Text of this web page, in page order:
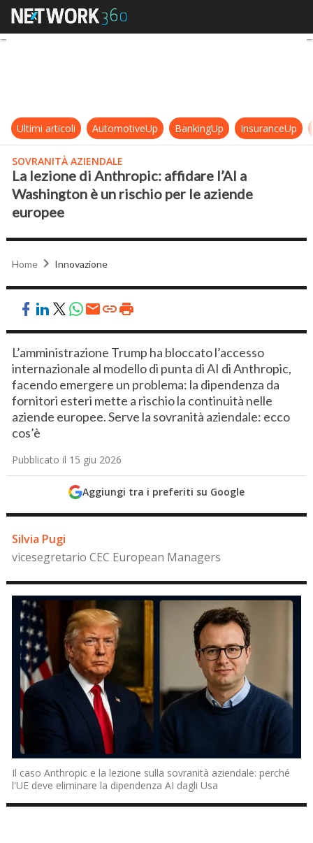
La lezione di Anthropic: affidare
Ultimi articoli AutomotiveUp BankingUp InsuranceUp
SOVRANITÀ AZIENDALE
La lezione di Anthropic: affidare l’AI a
Washington è un rischio per le aziende
europee
Home Innovazione
L’amministrazione Trump ha bloccato l’accesso
internazionale al modello di punta di AI di Anthropic,
facendo emergere un problema: la dipendenza da
fornitori esteri mette a rischio la continuità nelle
aziende europee. Serve la sovranità aziendale: ecco
cos’è
Pubblicato il 15 giu 2026
Aggiungi tra i preferiti su Google
Silvia Pugi
vicesegretario CEC European Managers
Il caso Anthropic e la lezione sulla sovranità aziendale: perché
l'UE deve eliminare la dipendenza AI dagli Usa